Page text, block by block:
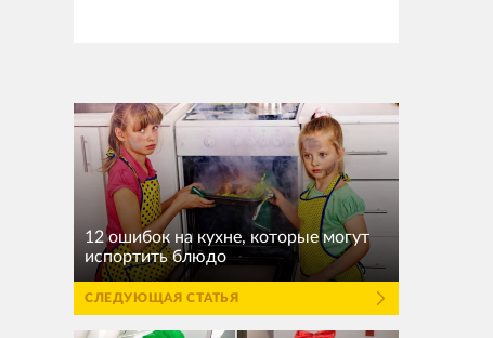
12 ошибок на кухне, которые могут
испортить блюдо
СЛЕДУЮЩАЯ СТАТЬЯ